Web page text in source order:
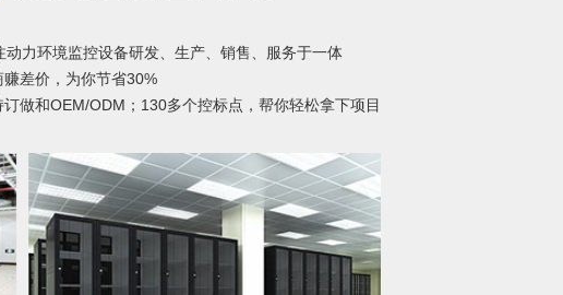
动力环境监控设备研发、生产、销售、服务于一体
差价，为你节省30%
做和OEM/ODM；130多个控标点，帮你轻松拿下项目